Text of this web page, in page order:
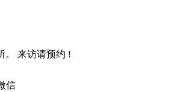
。 来访请预约 !